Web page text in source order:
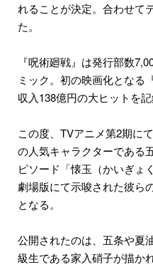
れることが決定。合わせて
た。
『呪術廻戦』は発行部数
ミック。初の映画化となる
収入138億円の大ヒットを記
この度、TVアニメ第2期に
の人気キャラクターである
ピソード「懐玉（かいぎょ
劇場版にて示唆された彼ら
となる。
公開されたのは、五条や夏
級生である家入硝子が描か